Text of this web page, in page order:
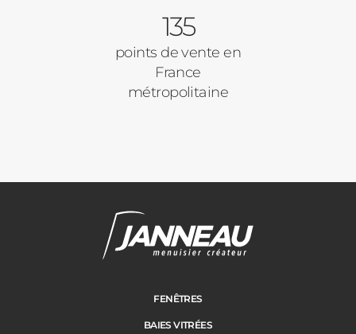
135
points de vente en
France
métropolitaine
FENÊTRES
BAIES VITRÉES
Janneau Menuisier Créateur